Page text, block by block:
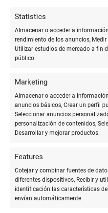
Statistics
Almacenar o acceder a
rendimiento de los anuncios,
Utilizar estudios de mercado a fin
público.
Marketing
Almacenar o acceder a
anuncios básicos, Crear un perfil
Seleccionar anuncios
personalización de contenidos,
Desarrollar y mejorar productos.
Features
Cotejar y combinar fuentes de
diferentes dispositivos, Recibir y
identificación las características
envían automáticamente.
uso de sobres y detalles
puede elevar aún más la
Ejemplos e ideas
Un ejemplo de tarjeta de
agradecimiento en caligrafía
flores prensadas.
Para un **evento
agradecimiento y una paleta
puede comunicar
Decoraciones y